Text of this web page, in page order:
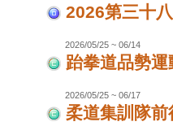
2026第三十
2026/05/25 ~ 06/14
跆拳道品勢
2026/05/25 ~ 06/17
柔道集訓隊